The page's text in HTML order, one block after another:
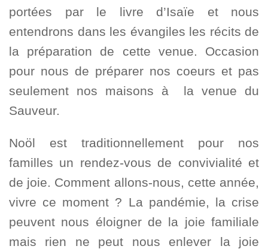
portées par le livre d’Isaïe et nous
entendrons dans les évangiles les récits de
la préparation de cette venue. Occasion
pour nous de préparer nos coeurs et pas
seulement nos maisons à la venue du
Sauveur.
Noöl est traditionnellement pour nos
familles un rendez-vous de convivialité et
de joie. Comment allons-nous, cette année,
vivre ce moment ? La pandémie, la crise
peuvent nous éloigner de la joie familiale
mais rien ne peut nous enlever la joie